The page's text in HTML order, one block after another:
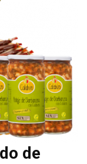
de